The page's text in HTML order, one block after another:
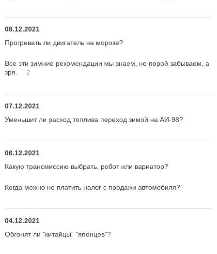
08.12.2021
Прогревать ли двигатель на морозе?
Все эти зимние рекомендации мы знаем, но порой забываем, а
зря.
2
07.12.2021
Уменьшит ли расход топлива переход зимой на АИ-98?
06.12.2021
Какую трансмиссию выбрать, робот или вариатор?
Когда можно не платить налог с продажи автомобиля?
04.12.2021
Обгонят ли "китайцы" "японцев"?